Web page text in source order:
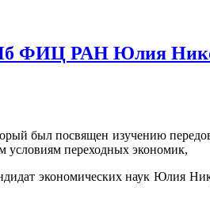
ФИЦ РАН Юлия
посвящен изучению
условиям переходных экономик,
наук Юлия